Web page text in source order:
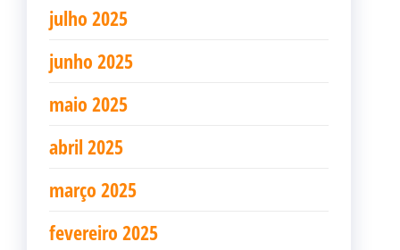
julho 2025
junho 2025
maio 2025
abril 2025
março 2025
fevereiro 2025